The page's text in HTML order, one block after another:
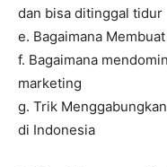
dan bisa ditinggal tidur
e. Bagaimana
f. Bagaimana
marketing
g. Trik
di Indonesia